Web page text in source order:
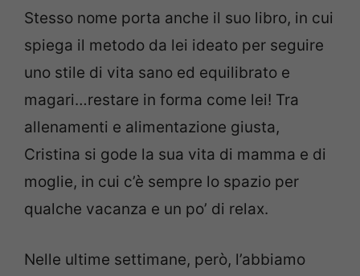
Stesso nome porta anche il suo libro, in cui
spiega il metodo da lei ideato per seguire
uno stile di vita sano ed equilibrato e
magari…restare in forma come lei! Tra
allenamenti e alimentazione giusta,
Cristina si gode la sua vita di mamma e di
moglie, in cui c’è sempre lo spazio per
qualche vacanza e un po’ di relax.
Nelle ultime settimane, però, l’abbiamo